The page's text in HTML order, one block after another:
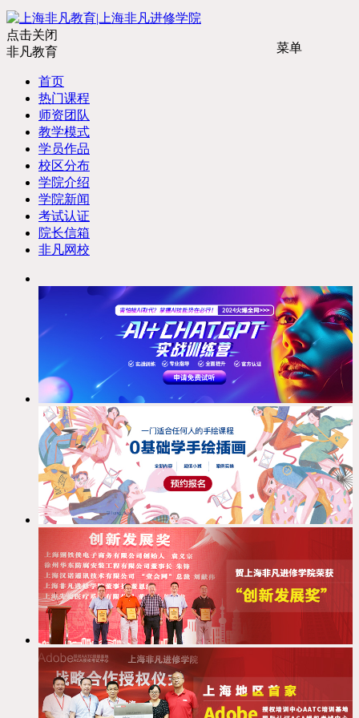
菜单
点击关闭
非凡教育
首页
热门课程
师资团队
教学模式
学员作品
校区分布
学院介绍
学院新闻
考试认证
院长信箱
非凡网校